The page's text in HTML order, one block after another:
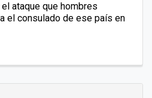
ataque que hombres
el consulado de ese país en